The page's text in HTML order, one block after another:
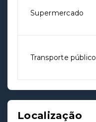
Supermercado
Transporte público
Localização